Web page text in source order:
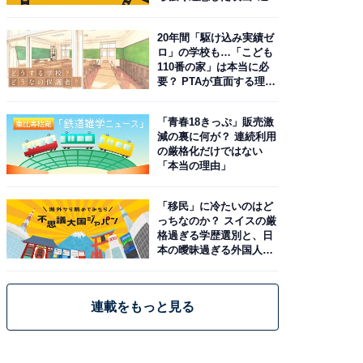
20年間「駆け込み実績ゼ
ロ」の学校も…「こども
110番の家」は本当に必
要？ PTAが直面する理想
「青春18きっぷ」販売激
減の裏に何が？ 連続利用
の厳格化だけではない
「本当の理由」
「移民」に冷たいのはど
っちなのか？ スイスの厳
格過ぎる学歴選別と、日
本の曖昧過ぎる外国人政
連載をもっと見る